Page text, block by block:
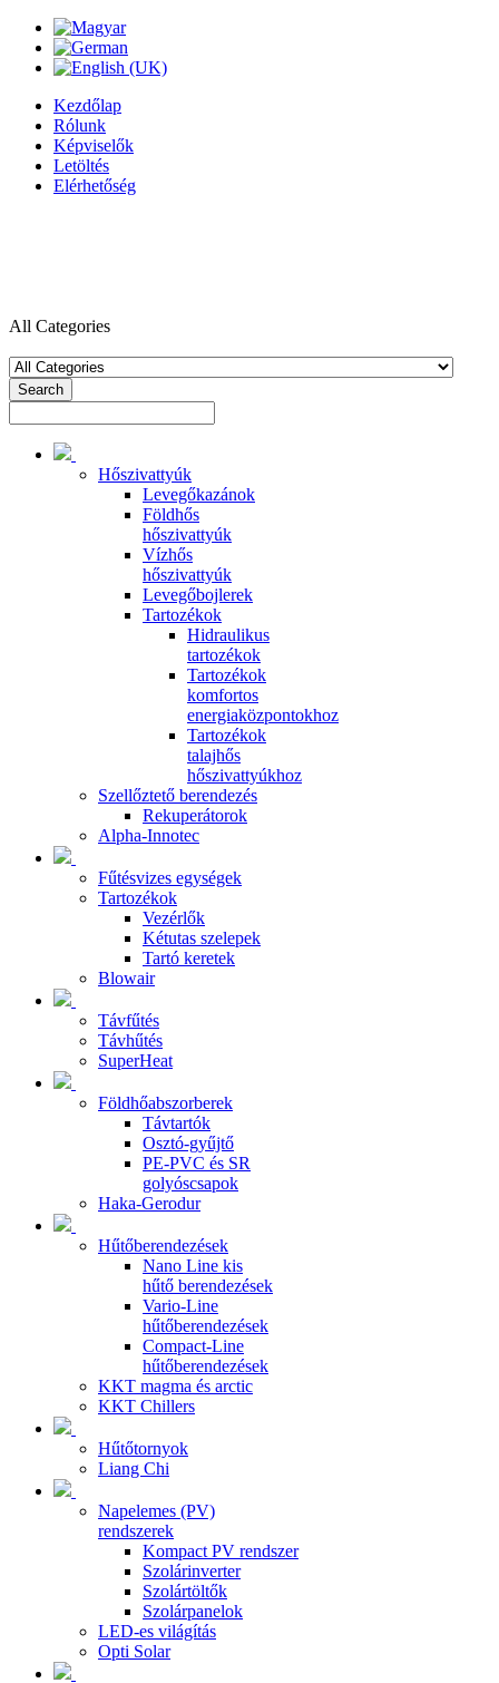
Kezdőlap
Rólunk
Képviselők
Letöltés
Elérhetőség
All Categories
Search
Hőszivattyúk
Levegőkazánok
Földhős
hőszivattyúk
Vízhős
hőszivattyúk
Levegőbojlerek
Tartozékok
Hidraulikus
tartozékok
Tartozékok
komfortos
energiaközpontokhoz
Tartozékok
talajhős
hőszivattyúkhoz
Szellőztető berendezés
Rekuperátorok
Alpha-Innotec
Fűtésvizes egységek
Tartozékok
Vezérlők
Kétutas szelepek
Tartó keretek
Blowair
Távfűtés
Távhűtés
SuperHeat
Földhőabszorberek
Távtartók
Osztó-gyűjtő
PE-PVC és SR
golyóscsapok
Haka-Gerodur
Hűtőberendezések
Nano Line kis
hűtő berendezések
Vario-Line
hűtőberendezések
Compact-Line
hűtőberendezések
KKT magma és arctic
KKT Chillers
Hűtőtornyok
Liang Chi
Napelemes (PV)
rendszerek
Kompact PV rendszer
Szolárinverter
Szolártöltők
Szolárpanelok
LED-es világítás
Opti Solar